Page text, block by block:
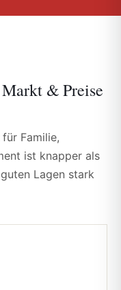
Markt & Preise
Familie,
ist knapper als
Lagen stark